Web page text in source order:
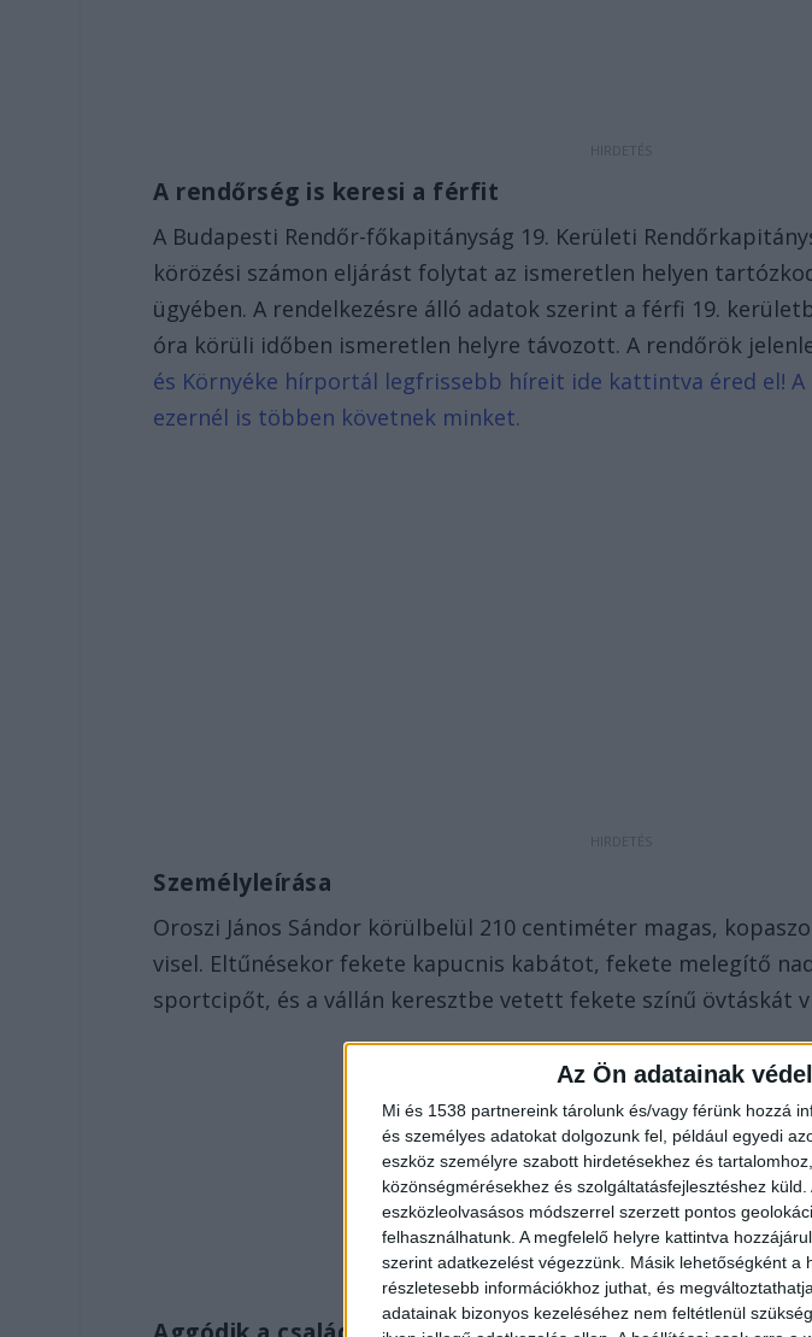
Az Ön adatainak
Mi és 1538 partnereink tárolunk és/vagy férünk hozzá
és személyes adatokat dolgozunk fel, például egyedi
eszköz személyre szabott hirdetésekhez és
közönségmérésekhez és szolgáltatásfejlesztéshez küld.
eszközleolvasásos módszerrel szerzett pontos
felhasználhatunk. A megfelelő helyre kattintva
szerint adatkezelést végezzünk. Másik lehetőségként
részletesebb információkhoz juthat, és
adatainak bizonyos kezeléséhez nem feltétlenül
A rendőrség is keresi a férfit
A Budapesti Rendőr-főkapitányság 19. Kerületi
körözési számon eljárást folytat az ismeretlen helyen
ügyében. A rendelkezésre álló adatok szerint a férfi 19.
óra körüli időben ismeretlen helyre távozott. A rendőrök
és Környéke hírportál legfrissebb híreit ide kattintva éred el! A
ezernél is többen követnek minket.
Személyleírása
Oroszi János Sándor körülbelül 210 centiméter magas,
visel. Eltűnésekor fekete kapucnis kabátot, fekete melegítő
sportcipőt, és a vállán keresztbe vetett fekete színű övtáskát